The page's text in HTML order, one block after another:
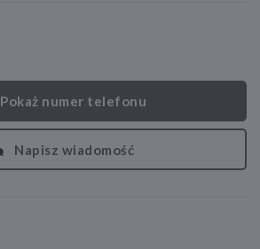
Pokaż numer telefonu
Napisz wiadomość